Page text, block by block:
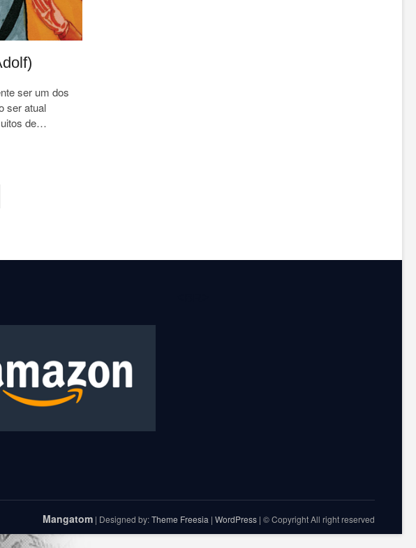
ser um dos
ser atual
de…
Mangatom| Designed by:Theme Freesia | WordPress| © Copyright All right reserved